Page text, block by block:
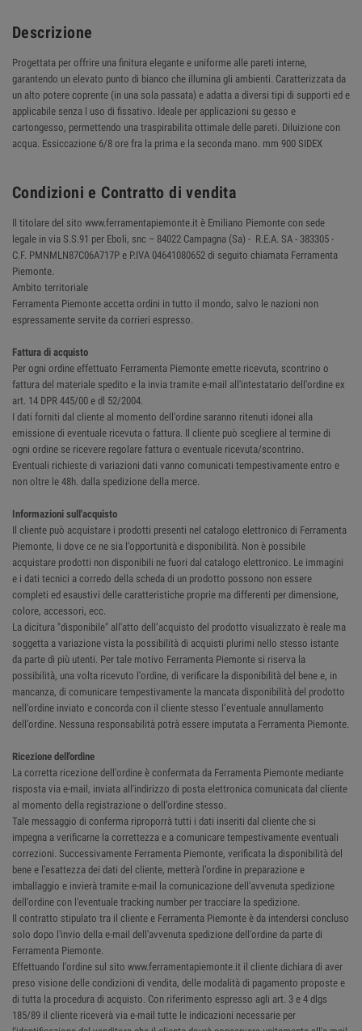
Descrizione
Progettata per offrire una finitura elegante e uniforme alle pareti interne,
garantendo un elevato punto di bianco che illumina gli ambienti. Caratterizzata da
un alto potere coprente (in una sola passata) e adatta a diversi tipi di supporti ed e
applicabile senza l uso di fissativo. Ideale per applicazioni su gesso e
cartongesso, permettendo una traspirabilita ottimale delle pareti. Diluizione con
acqua. Essiccazione 6/8 ore fra la prima e la seconda mano. mm 900 SIDEX
Condizioni e Contratto di vendita
Il titolare del sito www.ferramentapiemonte.it è Emiliano Piemonte con sede
legale in via S.S.91 per Eboli, snc – 84022 Campagna (Sa) - R.E.A. SA - 383305 -
C.F. PMNMLN87C06A717P e P.IVA 04641080652 di seguito chiamata Ferramenta
Piemonte.
Ambito territoriale
Ferramenta Piemonte accetta ordini in tutto il mondo, salvo le nazioni non
espressamente servite da corrieri espresso.
Fattura di acquisto
Per ogni ordine effettuato Ferramenta Piemonte emette ricevuta, scontrino o
fattura del materiale spedito e la invia tramite e-mail all'intestatario dell'ordine ex
art. 14 DPR 445/00 e dl 52/2004.
I dati forniti dal cliente al momento dell'ordine saranno ritenuti idonei alla
emissione di eventuale ricevuta o fattura. Il cliente può scegliere al termine di
ogni ordine se ricevere regolare fattura o eventuale ricevuta/scontrino.
Eventuali richieste di variazioni dati vanno comunicati tempestivamente entro e
non oltre le 48h. dalla spedizione della merce.
Informazioni sull'acquisto
Il cliente può acquistare i prodotti presenti nel catalogo elettronico di Ferramenta
Piemonte, li dove ce ne sia l’opportunità e disponibilità. Non è possibile
acquistare prodotti non disponibili ne fuori dal catalogo elettronico. Le immagini
e i dati tecnici a corredo della scheda di un prodotto possono non essere
completi ed esaustivi delle caratteristiche proprie ma differenti per dimensione,
colore, accessori, ecc.
La dicitura "disponibile" all'atto dell’acquisto del prodotto visualizzato è reale ma
soggetta a variazione vista la possibilità di acquisti plurimi nello stesso istante
da parte di più utenti. Per tale motivo Ferramenta Piemonte si riserva la
possibilità, una volta ricevuto l'ordine, di verificare la disponibilità del bene e, in
mancanza, di comunicare tempestivamente la mancata disponibilità del prodotto
nell'ordine inviato e concorda con il cliente stesso l’eventuale annullamento
dell’ordine. Nessuna responsabilità potrà essere imputata a Ferramenta Piemonte.
Ricezione dell'ordine
La corretta ricezione dell'ordine è confermata da Ferramenta Piemonte mediante
risposta via e-mail, inviata all'indirizzo di posta elettronica comunicata dal cliente
al momento della registrazione o dell’ordine stesso.
Tale messaggio di conferma riproporrà tutti i dati inseriti dal cliente che si
impegna a verificarne la correttezza e a comunicare tempestivamente eventuali
correzioni. Successivamente Ferramenta Piemonte, verificata la disponibilità del
bene e l'esattezza dei dati del cliente, metterà l’ordine in preparazione e
imballaggio e invierà tramite e-mail la comunicazione dell'avvenuta spedizione
dell'ordine con l'eventuale tracking number per tracciare la spedizione.
Il contratto stipulato tra il cliente e Ferramenta Piemonte è da intendersi concluso
solo dopo l'invio della e-mail dell'avvenuta spedizione dell'ordine da parte di
Ferramenta Piemonte.
Effettuando l'ordine sul sito www.ferramentapiemonte.it il cliente dichiara di aver
preso visione delle condizioni di vendita, delle modalità di pagamento proposte e
di tutta la procedura di acquisto. Con riferimento espresso agli art. 3 e 4 dlgs
185/89 il cliente riceverà via e-mail tutte le indicazioni necessarie per